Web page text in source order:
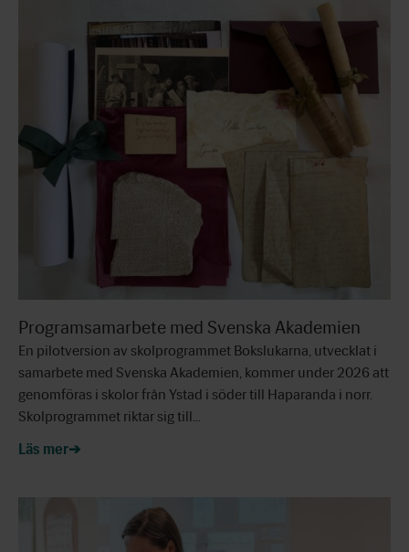
Programsamarbete med Svenska Akademien
En pilotversion av skolprogrammet Bokslukarna, utvecklat i
samarbete med Svenska Akademien, kommer under 2026 att
genomföras i skolor från Ystad i söder till Haparanda i norr.
Skolprogrammet riktar sig till…
Läs mer